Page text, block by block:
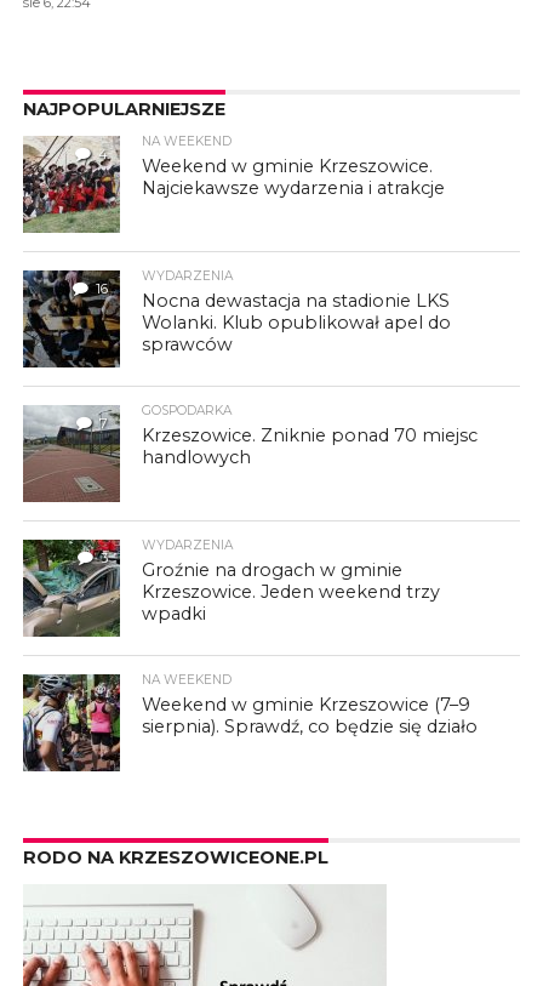
NAJPOPULARNIEJSZE
4
NA WEEKEND
Weekend w gminie Krzeszowice.
Najciekawsze wydarzenia i atrakcje
16
WYDARZENIA
Nocna dewastacja na stadionie LKS
Wolanki. Klub opublikował apel do
sprawców
7
GOSPODARKA
Krzeszowice. Zniknie ponad 70 miejsc
handlowych
3
WYDARZENIA
Groźnie na drogach w gminie
Krzeszowice. Jeden weekend trzy
wpadki
NA WEEKEND
Weekend w gminie Krzeszowice (7–9
sierpnia). Sprawdź, co będzie się działo
RODO NA KRZESZOWICEONE.PL